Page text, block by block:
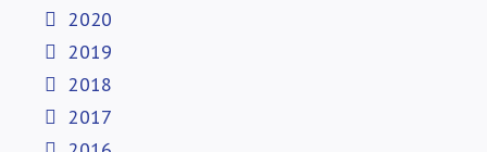
2020
2019
2018
2017